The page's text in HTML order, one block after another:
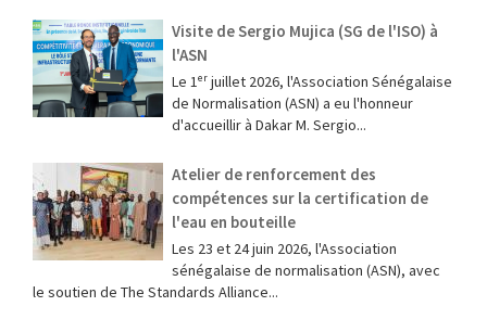
Visite de Sergio Mujica (SG de l'ISO) à
l'ASN
Le 1ᵉʳ juillet 2026, l'Association Sénégalaise
de Normalisation (ASN) a eu l'honneur
d'accueillir à Dakar M. Sergio...
Atelier de renforcement des
compétences sur la certification de
l'eau en bouteille
Les 23 et 24 juin 2026, l'Association
sénégalaise de normalisation (ASN), avec
le soutien de The Standards Alliance...